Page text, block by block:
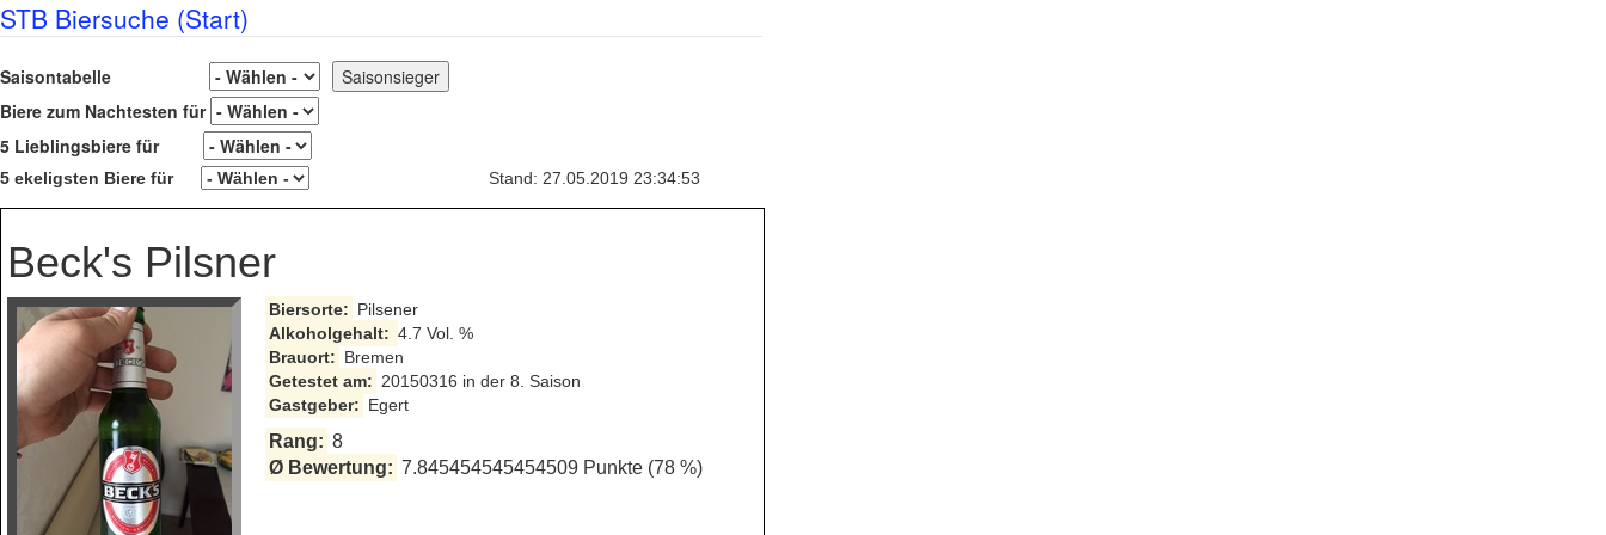
STB Biersuche (Start)
Saisontabelle
Biere zum Nachtesten für
5 Lieblingsbiere für
5 ekeligsten Biere für Stand: 27.05.2019 23:34:53
Beck's Pilsner
Biersorte: Pilsener
Alkoholgehalt: 4.7 Vol. %
Brauort: Bremen
Getestet am: 20150316 in der 8. Saison
Gastgeber: Egert
Rang: 8
Ø Bewertung: 7.845454545454509 Punkte (78 %)